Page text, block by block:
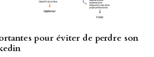
pour éviter de perdre son